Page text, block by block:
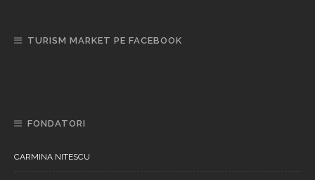
TURISM MARKET PE FACEBOOK
FONDATORI
CARMINA NITESCU